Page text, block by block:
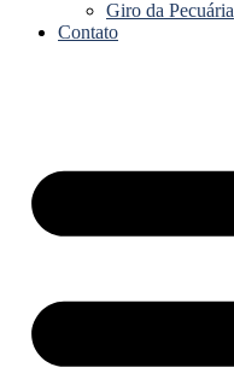
Giro da Pecuária
Contato